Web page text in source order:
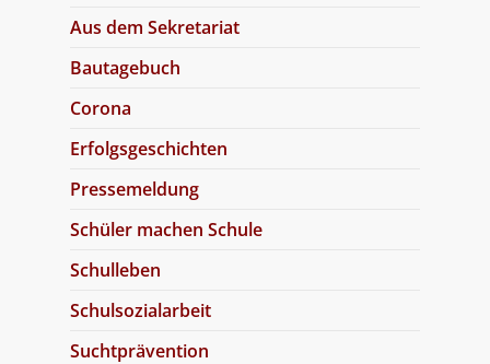
Aus dem Sekretariat
Bautagebuch
Corona
Erfolgsgeschichten
Pressemeldung
Schüler machen Schule
Schulleben
Schulsozialarbeit
Suchtprävention